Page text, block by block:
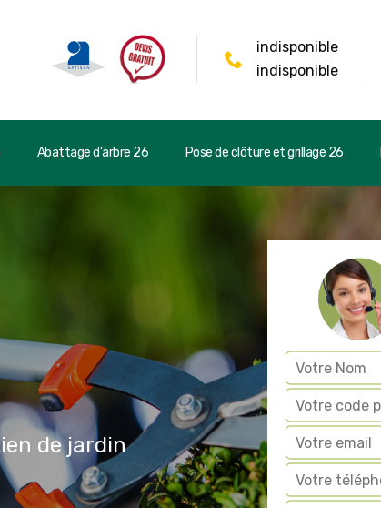
indisponible
indisponible
Abattage d'arbre 26 Pose de clôture et grillage 26
de jardin